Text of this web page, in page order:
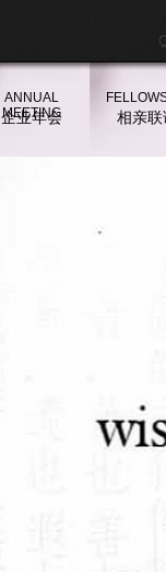
ANNUAL
MEETING
企业年会 相亲联